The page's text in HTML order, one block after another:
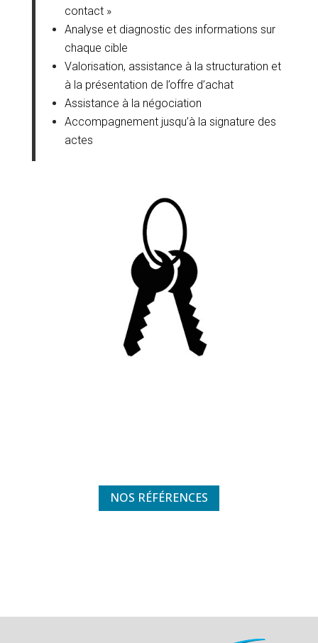
contact »
Analyse et diagnostic des informations sur
chaque cible
Valorisation, assistance à la structuration et
à la présentation de l’offre d’achat
Assistance à la négociation
Accompagnement jusqu’à la signature des
actes
NOS RÉFÉRENCES